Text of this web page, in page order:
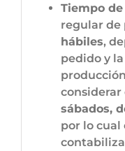
Tiempo
regular de
hábiles,
pedido y
considerar
sábados,
por lo cual